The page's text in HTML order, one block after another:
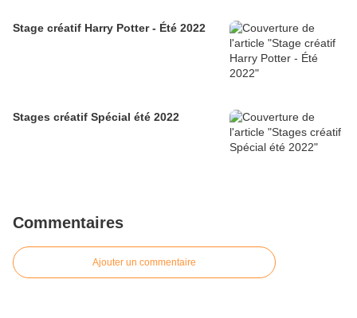
Stage créatif Harry Potter - Été 2022
Stages créatif Spécial été 2022
Commentaires
Ajouter un commentaire